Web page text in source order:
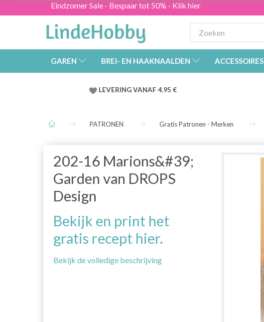
Eindzomer Sale - Bespaar tot 50% - Klik hier
GAREN BREI- EN HAAKNAALDEN ACCESSOIRES
LEVERING VANAF 4.95 €
PATRONEN Gratis Patronen - Merken
202-16 Marions&#39;
Garden van DROPS
Design
Bekijk en print het
gratis recept hier.
Bekijk de volledige beschrijving